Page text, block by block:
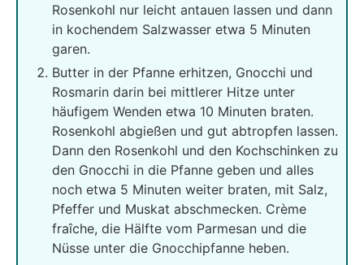
Rosenkohl nur leicht antauen lassen und dann
in kochendem Salzwasser etwa 5 Minuten
garen.
Butter in der Pfanne erhitzen, Gnocchi und
Rosmarin darin bei mittlerer Hitze unter
häufigem Wenden etwa 10 Minuten braten.
Rosenkohl abgießen und gut abtropfen lassen.
Dann den Rosenkohl und den Kochschinken zu
den Gnocchi in die Pfanne geben und alles
noch etwa 5 Minuten weiter braten, mit Salz,
Pfeffer und Muskat abschmecken. Crème
fraîche, die Hälfte vom Parmesan und die
Nüsse unter die Gnocchipfanne heben.